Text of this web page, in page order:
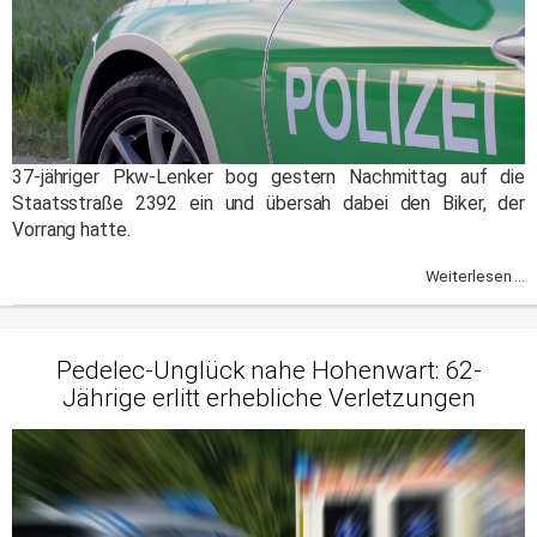
37-jähriger Pkw-Lenker bog gestern Nachmittag auf die
Staatsstraße 2392 ein und übersah dabei den Biker, der
Vorrang hatte.
Weiterlesen ...
Pedelec-Unglück nahe Hohenwart: 62-
Jährige erlitt erhebliche Verletzungen